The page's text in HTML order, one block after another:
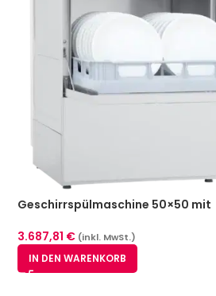
Geschirrspülmaschine 50×50 mit
3.687,81 € (inkl. MwSt.)
IN DEN WARENKORB